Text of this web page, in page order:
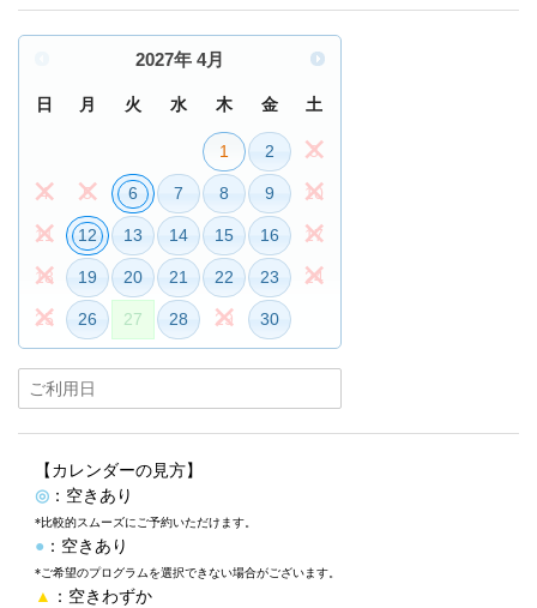
【カレンダーの見方】
◎ ：空きあり
*比較的スムーズにご予約いただけます。
● ：空きあり
*ご希望のプログラムを選択できない場合がございます。
▲ ：空きわずか